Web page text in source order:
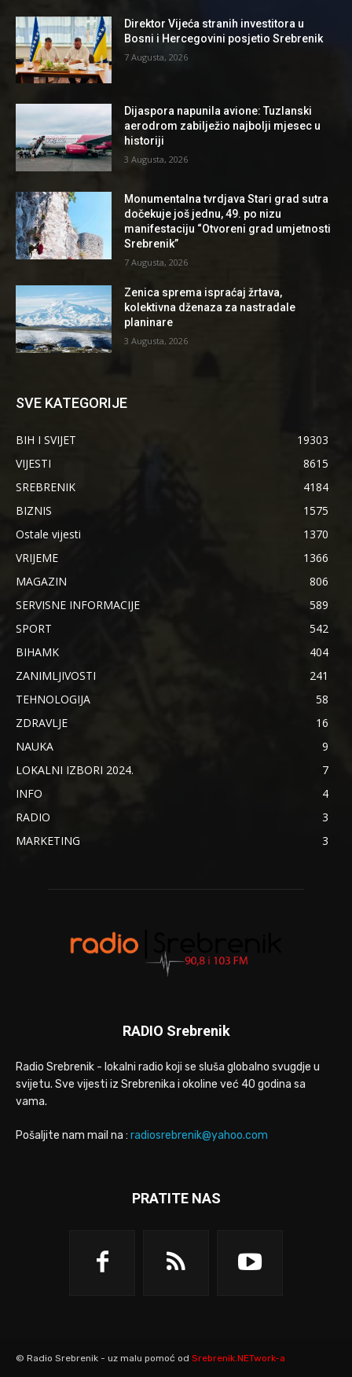
Direktor Vijeća stranih investitora u
Bosni i Hercegovini posjetio Srebrenik
7 Augusta, 2026
Dijaspora napunila avione: Tuzlanski
aerodrom zabilježio najbolji mjesec u
historiji
3 Augusta, 2026
Monumentalna tvrdjava Stari grad sutra
dočekuje još jednu, 49. po nizu
manifestaciju “Otvoreni grad umjetnosti
Srebrenik”
7 Augusta, 2026
Zenica sprema ispraćaj žrtava,
kolektivna dženaza za nastradale
planinare
3 Augusta, 2026
SVE KATEGORIJE
BIH I SVIJET
19303
VIJESTI
8615
SREBRENIK
4184
BIZNIS
1575
Ostale vijesti
1370
VRIJEME
1366
MAGAZIN
806
SERVISNE INFORMACIJE
589
SPORT
542
BIHAMK
404
ZANIMLJIVOSTI
241
TEHNOLOGIJA
58
ZDRAVLJE
16
NAUKA
9
LOKALNI IZBORI 2024.
7
INFO
4
RADIO
3
MARKETING
3
RADIO Srebrenik
Radio Srebrenik - lokalni radio koji se sluša globalno svugdje u
svijetu. Sve vijesti iz Srebrenika i okoline već 40 godina sa
vama.
Pošaljite nam mail na : radiosrebrenik@yahoo.com
PRATITE NAS
© Radio Srebrenik - uz malu pomoć od Srebrenik.NETwork-a